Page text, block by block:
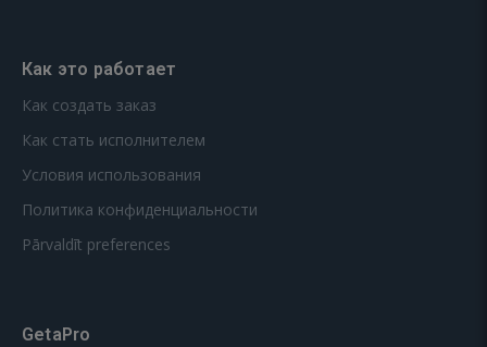
Как это работает
Как создать заказ
Как стать исполнителем
Условия использования
Политика конфиденциальности
Pārvaldīt preferences
GetaPro